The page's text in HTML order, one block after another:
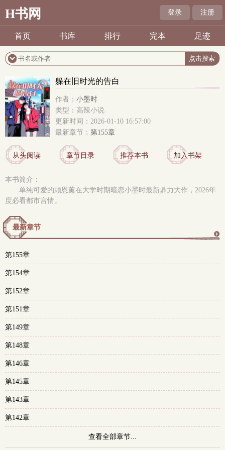
H书网 登录 注册
首页 书库 排行 完本 足迹
躲在旧时光的告白
作者： 小墨时
类型：高辣小说
更新时间：2026-01-10 16:57:00
最新章节： 第155章
从头阅读 章节目录 推荐本书 加入书架
本书简介：
单纯可爱的顾恩薰在大学时期暗恋小墨时最新鼎力大作，2026年
度必看都市言情。
最新章节
第155章
第154章
第152章
第151章
第149章
第148章
第146章
第145章
第143章
第142章
查看全部章节...